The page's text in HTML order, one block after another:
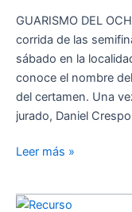
GUARISMO DEL
corrida de las
sábado en la
conoce el nombre
del certamen. Una
jurado, Daniel
2025
Leer más »
Orden